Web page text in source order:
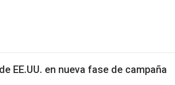
EE.UU. en nueva fase de campaña